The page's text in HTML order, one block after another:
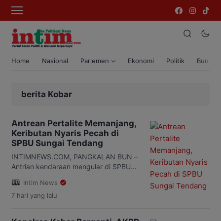
Home Nasional Parlemen Ekonomi Politik Bumi
berita Kobar
Antrean Pertalite Memanjang,
Keributan Nyaris Pecah di
SPBU Sungai Tendang
INTIMNEWS.COM, PANGKALAN BUN –
Antrian kendaraan mengular di SPBU
Kabupaten Kotawaringin Barat
Kalimantan Tengah. Di tengah
Intim News
7 hari yang lalu